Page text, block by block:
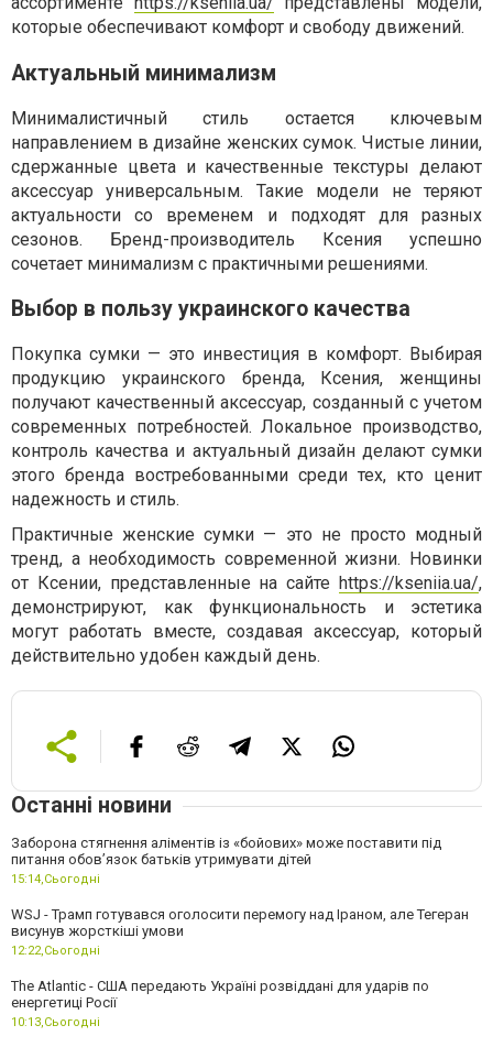
которые обеспечивают комфорт и свободу движений.
Актуальный минимализм
Минималистичный стиль остается ключевым
направлением в дизайне женских сумок. Чистые линии,
сдержанные цвета и качественные текстуры делают
аксессуар универсальным. Такие модели не теряют
актуальности со временем и подходят для разных
сезонов. Бренд-производитель Ксения успешно
сочетает минимализм с практичными решениями.
Выбор в пользу украинского качества
Покупка сумки — это инвестиция в комфорт. Выбирая
продукцию украинского бренда, Ксения, женщины
получают качественный аксессуар, созданный с учетом
современных потребностей. Локальное производство,
контроль качества и актуальный дизайн делают сумки
этого бренда востребованными среди тех, кто ценит
надежность и стиль.
Практичные женские сумки — это не просто модный
тренд, а необходимость современной жизни. Новинки
от Ксении, представленные на сайте https://kseniia.ua/,
демонстрируют, как функциональность и эстетика
могут работать вместе, создавая аксессуар, который
действительно удобен каждый день.
Останні новини
Заборона стягнення аліментів із «бойових» може поставити під
питання обов’язок батьків утримувати дітей
15:14,Сьогодні
WSJ - Трамп готувався оголосити перемогу над Іраном, але Тегеран
висунув жорсткіші умови
12:22,Сьогодні
The Atlantic - США передають Україні розвіддані для ударів по
енергетиці Росії
10:13,Сьогодні